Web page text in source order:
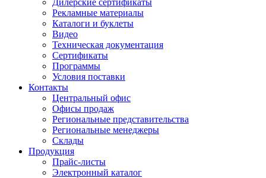
Рекламные материалы
Каталоги и буклеты
Видео
Техническая документация
Сертификаты
Программы
Условия поставки
Контакты
Центральный офис
Офисы продаж
Региональные представительства
Региональные менеджеры
Склады
Продукция
Прайс-листы
Электронный каталог